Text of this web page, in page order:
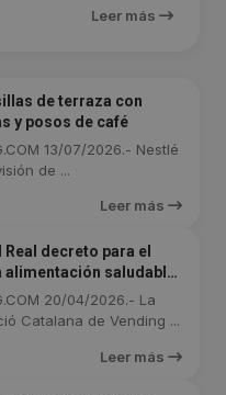
Leer más
de terraza con
y posos de café
13/07/2026.- Nestlé
de ...
Leer más
Real decreto para el
alimentación saludable
ACVIU 2026
20/04/2026.- La
Catalana de Vending ...
Leer más